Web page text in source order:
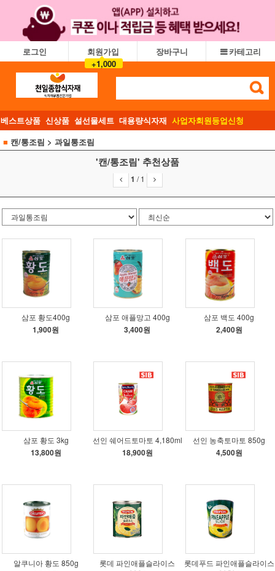
로그인
회원가입
+1,000
장바구니 카테고리
베스트상품 신상품 설선물세트 대용량식자재 사업자회원등업신청
■ 캔/통조림 > 과일통조림
'캔/통조림' 추천상품
1 /1
삼포 황도400g
1,900원
삼포 애플망고 400g
3,400원
삼포 백도 400g
2,400원
삼포 황도 3kg
13,800원
선인 쉐어드토마토 4,180ml
18,900원
선인 농축토마토 850g
4,500원
알쿠니아 황도 850g
롯데 파인애플슬라이스
롯데푸드 파인애플슬라이스